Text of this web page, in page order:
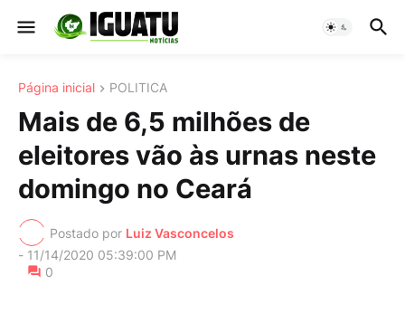
Página inicial POLITICA
Mais de 6,5 milhões de
eleitores vão às urnas neste
domingo no Ceará
Postado por Luiz Vasconcelos
- 11/14/2020 05:39:00 PM
0